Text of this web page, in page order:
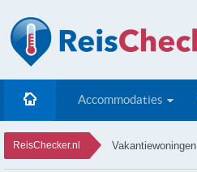
Accommodaties
ReisChecker.nl Vakantiewoningen